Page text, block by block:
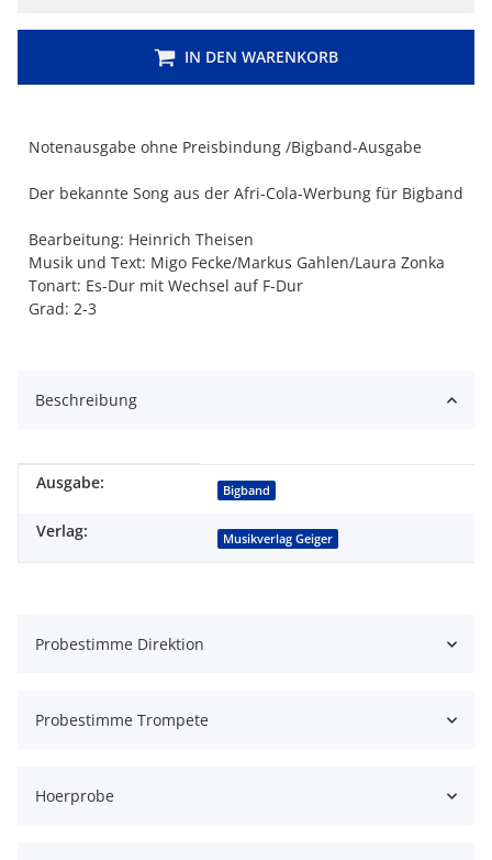
Notenausgabe ohne Preisbindung /Bigband-Ausgabe
Der bekannte Song aus der Afri-Cola-Werbung für Bigband
Bearbeitung: Heinrich Theisen
Musik und Text: Migo Fecke/Markus Gahlen/Laura Zonka
Tonart: Es-Dur mit Wechsel auf F-Dur
Grad: 2-3
IN DEN WARENKORB
Beschreibung
Produkteigenschaft
Wert
Ausgabe: Bigband
Verlag: Musikverlag Geiger
Probestimme Direktion
Probestimme Trompete
Hoerprobe